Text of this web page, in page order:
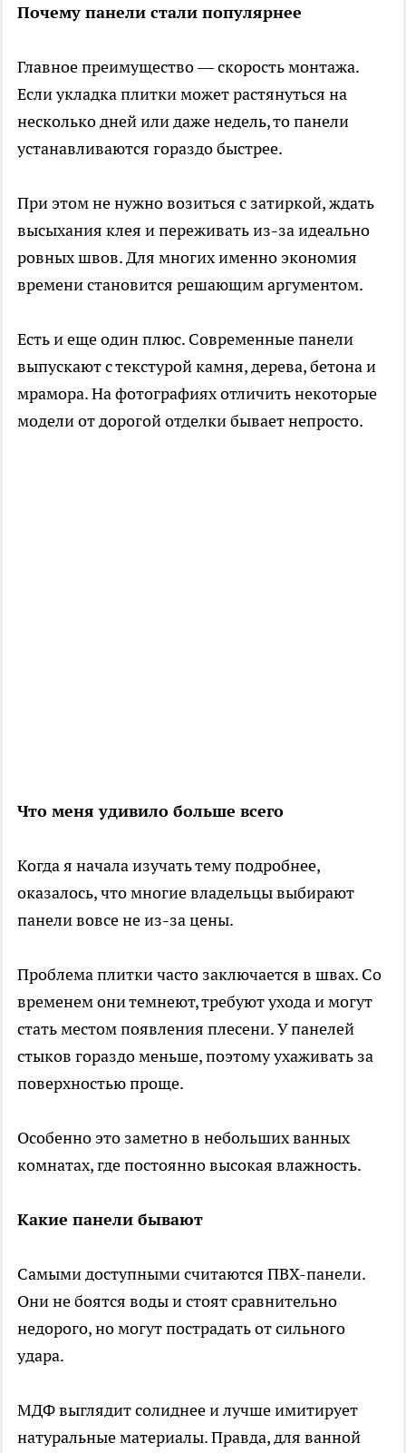
Почему панели стали популярнее
Главное преимущество — скорость монтажа.
Если укладка плитки может растянуться на
несколько дней или даже недель, то панели
устанавливаются гораздо быстрее.
При этом не нужно возиться с затиркой, ждать
высыхания клея и переживать из-за идеально
ровных швов. Для многих именно экономия
времени становится решающим аргументом.
Есть и еще один плюс. Современные панели
выпускают с текстурой камня, дерева, бетона и
мрамора. На фотографиях отличить некоторые
модели от дорогой отделки бывает непросто.
Что меня удивило больше всего
Когда я начала изучать тему подробнее,
оказалось, что многие владельцы выбирают
панели вовсе не из-за цены.
Проблема плитки часто заключается в швах. Со
временем они темнеют, требуют ухода и могут
стать местом появления плесени. У панелей
стыков гораздо меньше, поэтому ухаживать за
поверхностью проще.
Особенно это заметно в небольших ванных
комнатах, где постоянно высокая влажность.
Какие панели бывают
Самыми доступными считаются ПВХ-панели.
Они не боятся воды и стоят сравнительно
недорого, но могут пострадать от сильного
удара.
МДФ выглядит солиднее и лучше имитирует
натуральные материалы. Правда, для ванной